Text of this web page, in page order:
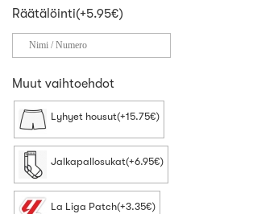
Räätälöinti(+5.95€)
Muut vaihtoehdot
Lyhyet housut(+15.75€)
Jalkapallosukat(+6.95€)
La Liga Patch(+3.35€)